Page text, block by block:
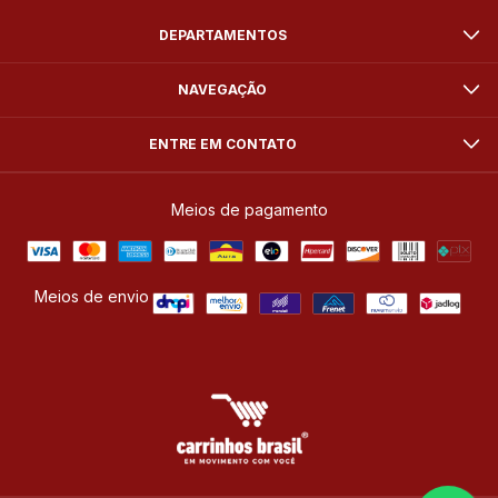
DEPARTAMENTOS
NAVEGAÇÃO
ENTRE EM CONTATO
Meios de pagamento
Meios de envio